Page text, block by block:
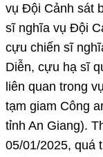
vụ Đội Cảnh sát
sĩ nghĩa vụ Đội
cựu chiến sĩ
Diễn, cựu hạ sĩ
liên quan trong
tạm giam Công
tỉnh An Giang).
05/01/2025, quá